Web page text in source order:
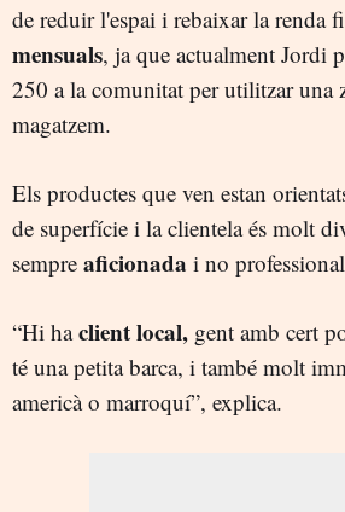
de reduir l'espai i rebaixar la renda
mensuals, ja que actualment Jordi
250 a la comunitat per utilitzar una
magatzem.
Els productes que ven estan
de superfície i la clientela és molt
sempre aficionada i no
“Hi haclient local, gent amb cert
té una petita barca, i també molt
americà o marroquí”, explica.